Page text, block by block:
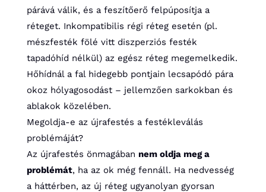
párává válik, és a feszítőerő felpúposítja a
réteget. Inkompatibilis régi réteg esetén (pl.
mészfesték fölé vitt diszperziós festék
tapadóhíd nélkül) az egész réteg megemelkedik.
Hőhídnál a fal hidegebb pontjain lecsapódó pára
okoz hólyagosodást – jellemzően sarkokban és
ablakok közelében.
Megoldja-e az újrafestés a festékleválás
problémáját?
Az újrafestés önmagában nem oldja meg a
problémát, ha az ok még fennáll. Ha nedvesség
a háttérben, az új réteg ugyanolyan gyorsan